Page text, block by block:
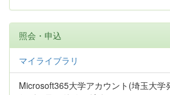
照会・申込
マイライブラリ
Microsoft365大学アカウント(埼玉大学